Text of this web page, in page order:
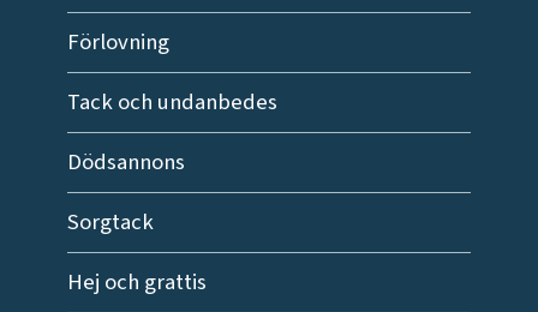
Förlovning
Tack och undanbedes
Dödsannons
Sorgtack
Hej och grattis